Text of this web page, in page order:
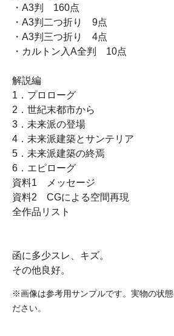
・A3判 160点
・A3判二つ折り 9点
・A3判三つ折り 4点
・カルトン入A全判 10点
解説編
1．プロローグ
2．世紀末都市から
3．未来派の登場
4．未来派建築とサンテリア
5．未来派建築の終焉
6．エピローグ
資料1 メッセージ
資料2 CGによる空間再現
全作品リスト
函に多少スレ、キズ。
その他良好。
※画像は参考用サンプルです。実物の状態
ださい。